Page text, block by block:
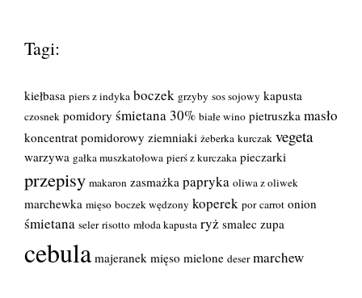
Tagi:
kiełbasa piers z indyka boczek grzyby sos sojowy kapusta
czosnek pomidory śmietana 30% białe wino pietruszka masło
koncentrat pomidorowy ziemniaki żeberka kurczak vegeta
warzywa gałka muszkatołowa pierś z kurczaka pieczarki
przepisy makaron zasmażka papryka oliwa z oliwek
marchewka mięso boczek wędzony koperek por carrot onion
śmietana seler risotto młoda kapusta ryż smalec zupa
cebula majeranek mięso mielone deser marchew